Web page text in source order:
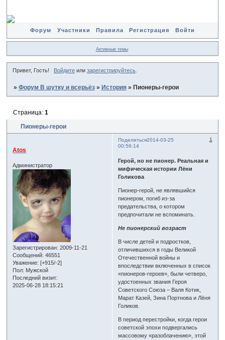
Форум Участники Правила Регистрация Войти
Активные темы
Привет, Гость! Войдитеили зарегистрируйтесь.
» Форум В шутку и всерьёз » История » Пионеры-герои
Пионеры-герои
Страница: 1
Поделиться 1
2014-03-25
00:56:14
Atos
Администратор
Зарегистрирован: 2009-11-21
Сообщений: 46551
Уважение: [+915/-2]
Пол: Мужской
Последний визит:
2025-06-28 18:15:21
Герой, но не пионер. Реальная и
мифическая истории Лёни
Голикова
Пионер-герой, не являвшийся
пионером, погиб из-за
предательства, о котором
предпочитали не вспоминать.
Не пионерский возраст
В числе детей и подростков,
отличившихся в годы Великой
Отечественной войны и
впоследствии включенных в список
«пионеров-героев», были четверо,
удостоенных звания Героя
Советского Союза – Валя Котик,
Марат Казей, Зина Портнова и Лёня
Голиков.
В период перестройки, когда герои
советской эпохи подвергались
массовому «разоблачению», этой